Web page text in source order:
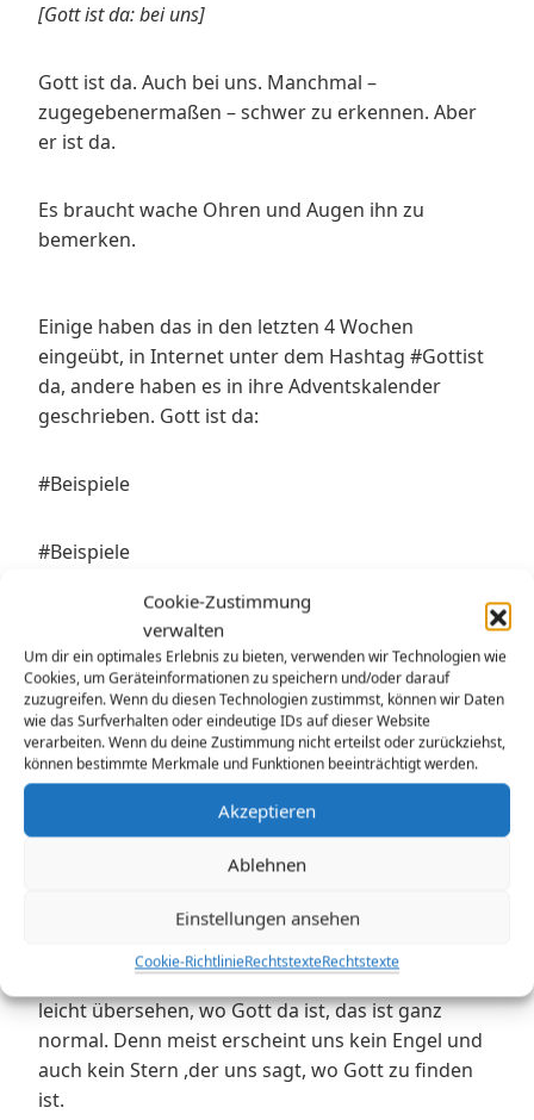
Cookie-Zustimmung
verwalten
Um dir ein optimales Erlebnis zu bieten, verwenden wir Technologien wie
Cookies, um Geräteinformationen zu speichern und/oder darauf
zuzugreifen. Wenn du diesen Technologien zustimmst, können wir Daten
wie das Surfverhalten oder eindeutige IDs auf dieser Website
verarbeiten. Wenn du deine Zustimmung nicht erteilst oder zurückziehst,
können bestimmte Merkmale und Funktionen beeinträchtigt werden.
Akzeptieren
Ablehnen
Einstellungen ansehen
Cookie-RichtlinieRechtstexteRechtstexte
[Gott ist da: bei uns]
Gott ist da. Auch bei uns. Manchmal –
zugegebenermaßen – schwer zu erkennen. Aber
er ist da.
Es braucht wache Ohren und Augen ihn zu
bemerken.
Einige haben das in den letzten 4 Wochen
eingeübt, in Internet unter dem Hashtag #Gottist
da, andere haben es in ihre Adventskalender
geschrieben. Gott ist da:
#Beispiele
#Beispiele
[Gott ist da: Bin ich wach genug, dass zu sehen]
Sich aufzuschreiben, wo Gott da ist, wann er
einem im alltäglichen Leben begegnet, das hält
Wir können in unserem Alltagstrott, im Corona-,
Kinder –, Beziehungs oder Arbeitsstress immer
leicht übersehen, wo Gott da ist, das ist ganz
normal. Denn meist erscheint uns kein Engel und
auch kein Stern ,der uns sagt, wo Gott zu finden
ist.